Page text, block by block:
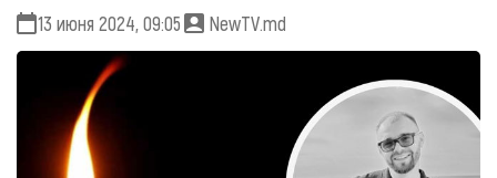
13 июня 2024, 09:05 NewTV.md